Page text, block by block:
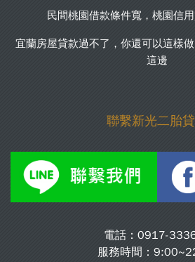
民間桃園借款條件寬，桃園信
宜蘭房屋貸款過不了，你還可以這樣
這邊
聯繫新光二胎
電話： 0917-
服務時間：